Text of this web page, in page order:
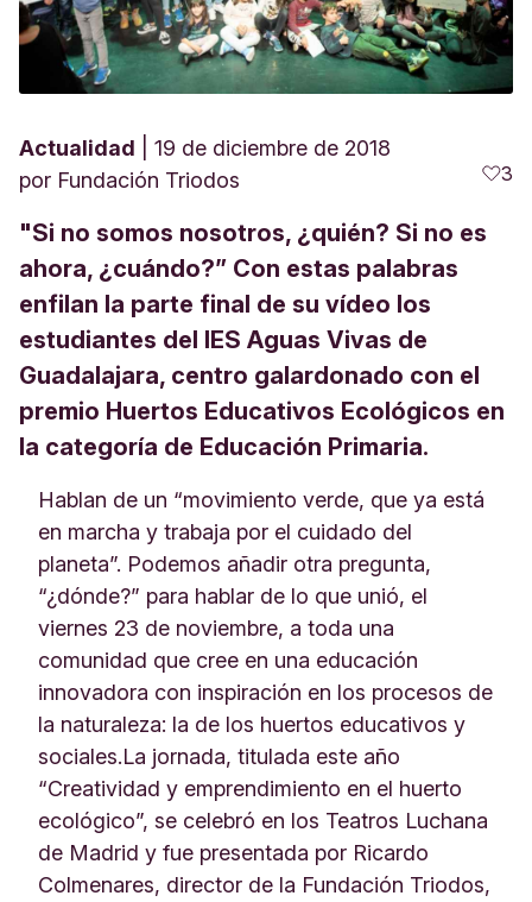
Actualidad
19 de diciembre de 2018
por Fundación Triodos 3
"Si no somos nosotros, ¿quién? Si no es
ahora, ¿cuándo?” Con estas palabras
enfilan la parte final de su vídeo los
estudiantes del IES Aguas Vivas de
Guadalajara, centro galardonado con el
premio Huertos Educativos Ecológicos en
la categoría de Educación Primaria.
Hablan de un “movimiento verde, que ya está
en marcha y trabaja por el cuidado del
planeta”. Podemos añadir otra pregunta,
“¿dónde?” para hablar de lo que unió, el
viernes 23 de noviembre, a toda una
comunidad que cree en una educación
innovadora con inspiración en los procesos de
la naturaleza: la de los huertos educativos y
sociales.La jornada, titulada este año
“Creatividad y emprendimiento en el huerto
ecológico”, se celebró en los Teatros Luchana
de Madrid y fue presentada por Ricardo
Colmenares, director de la Fundación Triodos,